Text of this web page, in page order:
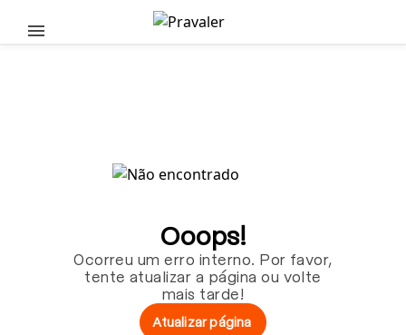
Pular para o conteúdo principal
Ooops!
Ocorreu um erro interno. Por favor,
tente atualizar a página ou volte
mais tarde!
Atualizar página